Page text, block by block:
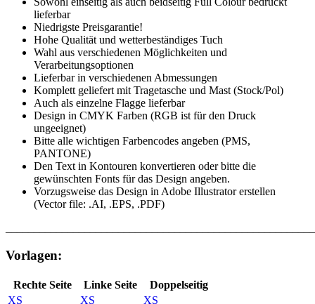
lieferbar
Niedrigste Preisgarantie!
Hohe Qualität und wetterbeständiges Tuch
Wahl aus verschiedenen Möglichkeiten und
Verarbeitungsoptionen
Lieferbar in verschiedenen Abmessungen
Komplett geliefert mit Tragetasche und Mast (Stock/Pol)
Auch als einzelne Flagge lieferbar
Design in CMYK Farben (RGB ist für den Druck
ungeeignet)
Bitte alle wichtigen Farbencodes angeben (PMS,
PANTONE)
Den Text in Kontouren konvertieren oder bitte die
gewünschten Fonts für das Design angeben.
Vorzugsweise das Design in Adobe Illustrator erstellen
(Vector file: .AI, .EPS, .PDF)
Vorlagen:
Rechte Seite Linke Seite
Doppelseitig
XS
XS
XS